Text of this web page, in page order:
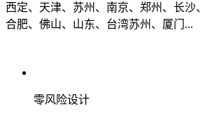
西定、天津、苏州、南京、郑州、长沙
合肥、佛山、山东、台湾苏州、厦门...
零风险设计